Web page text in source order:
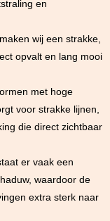
en
wij een strakke,
opvalt en lang mooi
met hoge
voor strakke lijnen,
die direct zichtbaar
er vaak een
waardoor de
extra sterk naar